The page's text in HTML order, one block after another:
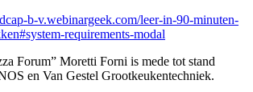
b-v.webinargeek.com/leer-in-90-minuten-
requirements-modal
Forum” Moretti Forni is mede tot stand
en Van Gestel Grootkeukentechniek.